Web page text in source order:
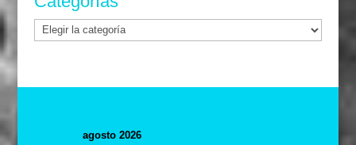
Categorías
agosto 2026